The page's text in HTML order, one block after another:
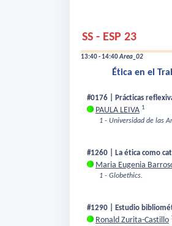
SS - ESP 23
13:40 - 14:40Area_02
Ética en el
#0176 | Prácticas
PAULA LEIVA 1
1 - Universidad de las
#1260 | La ética como
Maria Eugenia
1 - Globethics.
#1290 | Estudio
Ronald Zurita-Castillo